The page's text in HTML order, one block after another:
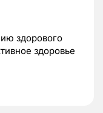
здорового
здоровье